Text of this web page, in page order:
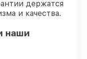
держатся
и качества.
наши